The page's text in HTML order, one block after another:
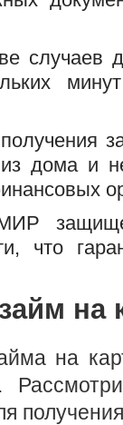
случаев
дома и
что
на
на